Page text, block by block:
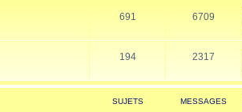
691 6709
194 2317
SUJETS MESSAGES